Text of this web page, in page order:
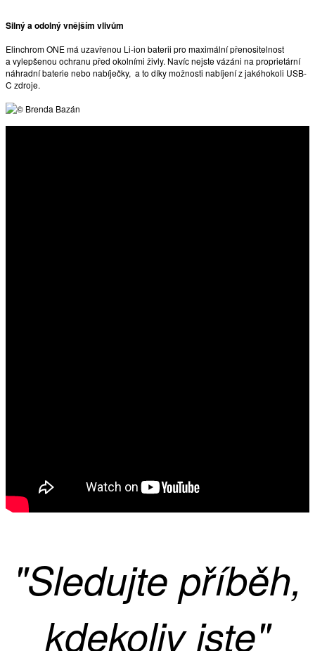
Silný a odolný vnějším vlivům
Elinchrom ONE má uzavřenou Li-ion baterii pro maximální přenositelnost
a vylepšenou ochranu před okolními živly. Navíc nejste vázáni na proprietární
náhradní baterie nebo nabíječky, a to díky možnosti nabíjení z jakéhokoli USB-
C zdroje.
"Sledujte příběh,
kdekoliv jste"